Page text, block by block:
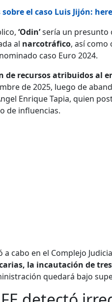
el caso Luis Jijón:
‘Odin’sería un presunto
al narcotráfico, así
caso Euro 2024.
de recursos atribuidos al
de 2025, luego de
Enrique Tapia, quien
de influencias.
a cabo en el Complejo
la incautación de
quedará bajo